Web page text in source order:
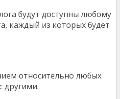
будут доступны любому
каждый из которых будет
относительно любых
другими.